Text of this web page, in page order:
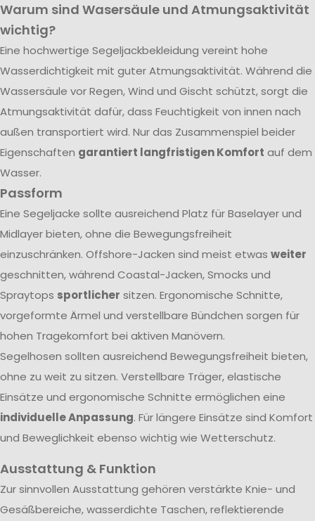
Warum sind Wasersäule und Atmungsaktivität
wichtig?
Eine hochwertige Segeljackbekleidung vereint hohe
Wasserdichtigkeit mit guter Atmungsaktivität. Während die
Wassersäule vor Regen, Wind und Gischt schützt, sorgt die
Atmungsaktivität dafür, dass Feuchtigkeit von innen nach
außen transportiert wird. Nur das Zusammenspiel beider
Eigenschaften garantiert langfristigen Komfort auf dem
Wasser.
Passform
Eine Segeljacke sollte ausreichend Platz für Baselayer und
Midlayer bieten, ohne die Bewegungsfreiheit
einzuschränken. Offshore-Jacken sind meist etwas weiter
geschnitten, während Coastal-Jacken, Smocks und
Spraytops sportlicher sitzen. Ergonomische Schnitte,
vorgeformte Ärmel und verstellbare Bündchen sorgen für
hohen Tragekomfort bei aktiven Manövern.
Segelhosen sollten ausreichend Bewegungsfreiheit bieten,
ohne zu weit zu sitzen. Verstellbare Träger, elastische
Einsätze und ergonomische Schnitte ermöglichen eine
individuelle Anpassung. Für längere Einsätze sind Komfort
und Beweglichkeit ebenso wichtig wie Wetterschutz.
Ausstattung & Funktion
Zur sinnvollen Ausstattung gehören verstärkte Knie- und
Gesäßbereiche, wasserdichte Taschen, reflektierende